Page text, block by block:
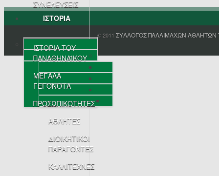
ΣΥΝΕΛΕΥΣΕΙΣ
ΙΣΤΟΡΙΑ
ΙΣΤΟΡΙΑ ΤΟΥ
ΠΑΝΑΘΗΝΑΪΚΟΥ
ΜΕΓΑΛΑ
ΓΕΓΟΝΟΤΑ
ΠΡΟΣΩΠΙΚΟΤΗΤΕΣ
ΑΘΛΗΤΕΣ
ΔΙΟΙΚΗΤΙΚΟΙ
ΠΑΡΑΓΟΝΤΕΣ
ΚΑΛΛΙΤΕΧΝΕΣ
© 2011 ΣΥΛΛΟΓΟΣ ΠΑΛΑΙΜΑΧΩΝ ΑΘΛΗΤΩΝ